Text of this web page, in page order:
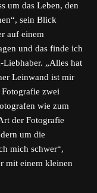
um das Leben, den
sein Blick
auf einem
und das finde ich
„Alles hat
Leinwand ist mir
zwei
wie zum
der Fotografie
um die
mich schwer“,
mit einem kleinen